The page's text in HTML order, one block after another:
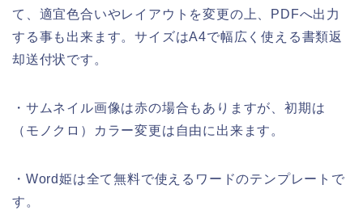
て、適宜色合いやレイアウトを変更の上、PDFへ出力
する事も出来ます。サイズはA4で幅広く使える書類返
却送付状です。
・サムネイル画像は赤の場合もありますが、初期は
（モノクロ）カラー変更は自由に出来ます。
・Word姫は全て無料で使えるワードのテンプレートで
す。